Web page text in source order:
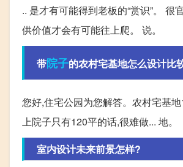
.. 是才有可能得到老板的“赏识”。
供价值才会有可能往上爬。 说。
带院子的农村宅基地怎么设计比
您好,住宅公园为您解答。农村宅基
上院子只有120平的话,很难做... 地。
室内设计未来前景怎样?